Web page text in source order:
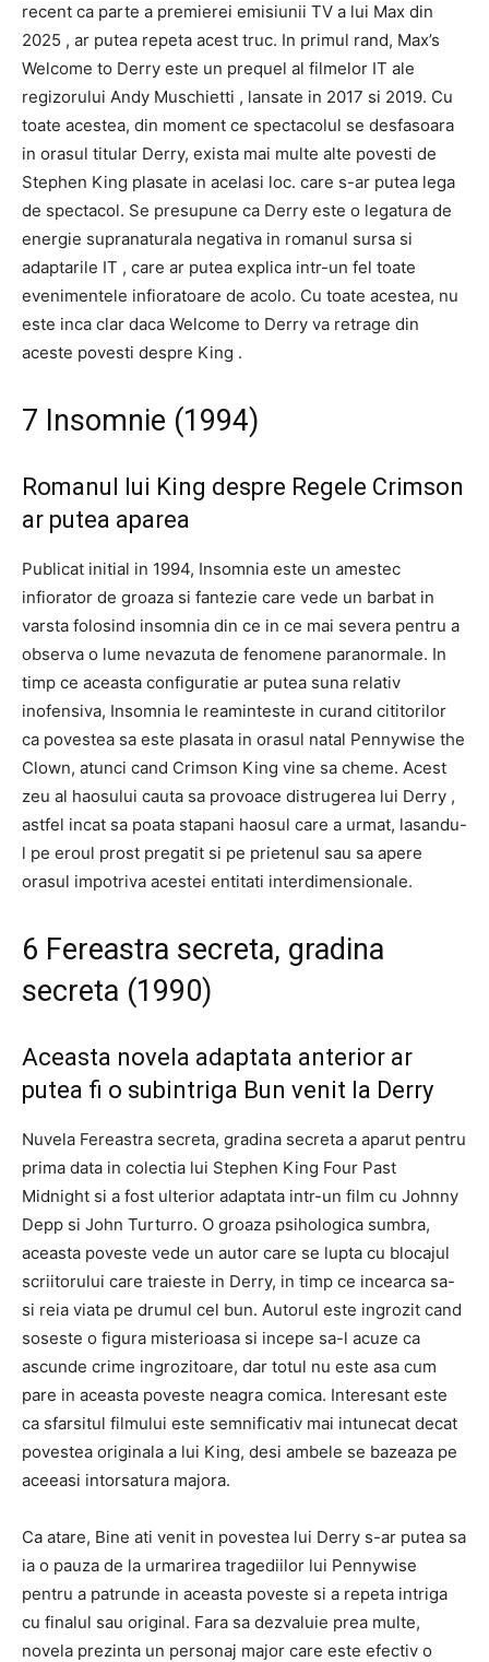
recent ca parte a premierei emisiunii TV a lui Max din
2025 , ar putea repeta acest truc. In primul rand, Max’s
Welcome to Derry este un prequel al filmelor IT ale
regizorului Andy Muschietti , lansate in 2017 si 2019. Cu
toate acestea, din moment ce spectacolul se desfasoara
in orasul titular Derry, exista mai multe alte povesti de
Stephen King plasate in acelasi loc. care s-ar putea lega
de spectacol. Se presupune ca Derry este o legatura de
energie supranaturala negativa in romanul sursa si
adaptarile IT , care ar putea explica intr-un fel toate
evenimentele infioratoare de acolo. Cu toate acestea, nu
este inca clar daca Welcome to Derry va retrage din
aceste povesti despre King .
7 Insomnie (1994)
Romanul lui King despre Regele Crimson
ar putea aparea
Publicat initial in 1994, Insomnia este un amestec
infiorator de groaza si fantezie care vede un barbat in
varsta folosind insomnia din ce in ce mai severa pentru a
observa o lume nevazuta de fenomene paranormale. In
timp ce aceasta configuratie ar putea suna relativ
inofensiva, Insomnia le reaminteste in curand cititorilor
ca povestea sa este plasata in orasul natal Pennywise the
Clown, atunci cand Crimson King vine sa cheme. Acest
zeu al haosului cauta sa provoace distrugerea lui Derry ,
astfel incat sa poata stapani haosul care a urmat, lasandu-
l pe eroul prost pregatit si pe prietenul sau sa apere
orasul impotriva acestei entitati interdimensionale.
6 Fereastra secreta, gradina
secreta (1990)
Aceasta novela adaptata anterior ar
putea fi o subintriga Bun venit la Derry
Nuvela Fereastra secreta, gradina secreta a aparut pentru
prima data in colectia lui Stephen King Four Past
Midnight si a fost ulterior adaptata intr-un film cu Johnny
Depp si John Turturro. O groaza psihologica sumbra,
aceasta poveste vede un autor care se lupta cu blocajul
scriitorului care traieste in Derry, in timp ce incearca sa-
si reia viata pe drumul cel bun. Autorul este ingrozit cand
soseste o figura misterioasa si incepe sa-l acuze ca
ascunde crime ingrozitoare, dar totul nu este asa cum
pare in aceasta poveste neagra comica. Interesant este
ca sfarsitul filmului este semnificativ mai intunecat decat
povestea originala a lui King, desi ambele se bazeaza pe
aceeasi intorsatura majora.
Ca atare, Bine ati venit in povestea lui Derry s-ar putea sa
ia o pauza de la urmarirea tragediilor lui Pennywise
pentru a patrunde in aceasta poveste si a repeta intriga
cu finalul sau original. Fara sa dezvaluie prea multe,
novela prezinta un personaj major care este efectiv o